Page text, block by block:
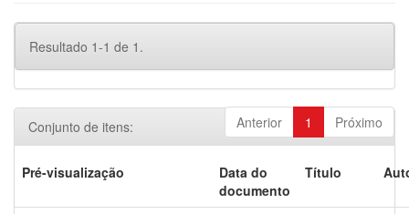
Resultado 1-1 de 1.
Anterior 1 Próximo
Conjunto de itens:
Pré-visualização
Data do
documento
Título